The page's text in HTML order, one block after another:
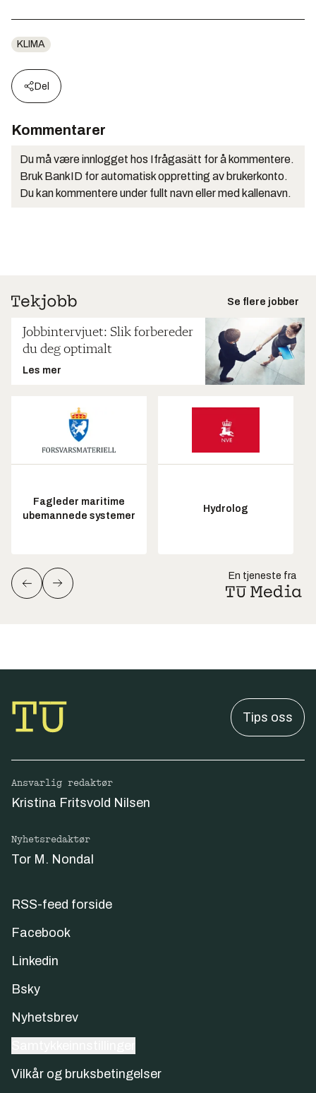
KLIMA
Del
Kommentarer
Du må være innlogget hos Ifrågasätt for å kommentere.
Bruk BankID for automatisk oppretting av brukerkonto.
Du kan kommentere under fullt navn eller med kallenavn.
Se flere jobber
Jobbintervjuet: Slik forbereder
du deg optimalt
Les mer
Fagleder maritime
ubemannede systemer
Hydrolog
En tjeneste fra
Tips oss
Ansvarlig redaktør
Kristina Fritsvold Nilsen
Nyhetsredaktør
Tor M. Nondal
RSS-feed forside
Facebook
Linkedin
Bsky
Nyhetsbrev
Vilkår og bruksbetingelser